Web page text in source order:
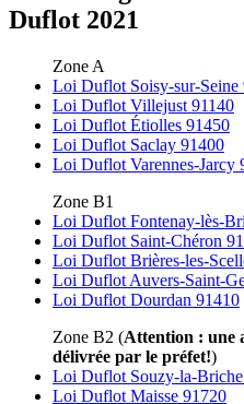
Duflot 2021
Zone A
Loi Duflot Soisy-sur-Seine
Loi Duflot Villejust 91140
Loi Duflot Étiolles 91450
Loi Duflot Saclay 91400
Loi Duflot Varennes-Jarcy
Zone B1
Loi Duflot Fontenay-lès-
Loi Duflot Saint-Chéron
Loi Duflot Brières-les-
Loi Duflot Auvers-Saint-
Loi Duflot Dourdan 91410
Zone B2 (Attention : une
délivrée par le préfet!)
Loi Duflot Souzy-la-
Loi Duflot Maisse 91720